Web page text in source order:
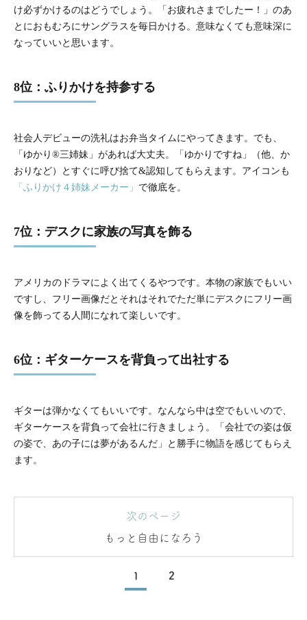
け必ずかけるのはどうでしょう。「お疲れさまでしたー！」のあ
とにおもむろにサングラスを毎日かける。意味なくても意味深に
なっていいと思います。
8位：ふりかけを持参する
社会人デビューの洗礼はお弁当タイムにやってきます。でも、
「ゆかり®三姉妹」があれば大丈夫。「ゆかりですね」（他、か
おりなど）とすぐに呼び捨て&認知してもらえます。アイコンも
「ふりかけ４姉妹メーカー」 で徹底を。
7位：デスクに家族の写真を飾る
アメリカのドラマによく出てくるやつです。本物の家族でもいい
ですし、フリー画像だとそれはそれでただ単にデスクにフリー画
像を飾ってる人間になれて楽しいです。
6位：ギターケースを背負って出社する
ギターは弾かなくてもいいです。なんなら中は空でもいいので、
ギターケースを背負って会社に行きましょう。「会社での姿は仮
の姿で、あの子には夢があるんだ」と勝手に物語を感じてもらえ
ます。
次のページ
もっと自由になろう
1 2